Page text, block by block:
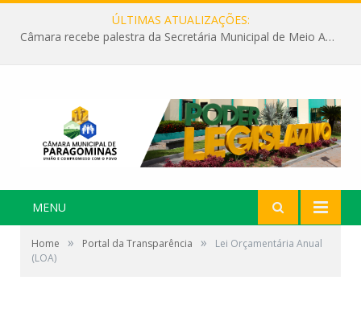
ÚLTIMAS ATUALIZAÇÕES:
Câmara recebe palestra da Secretária Municipal de Meio Ambiente sobre as ações da “SEMANA DO MEIO AMBIENTE”
MENU
Home » Portal da Transparência »
Lei Orçamentária Anual
(LOA)